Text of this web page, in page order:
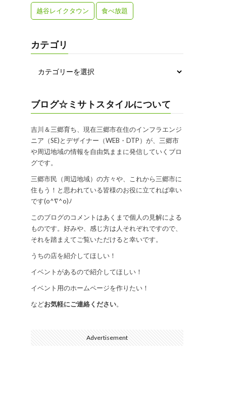
越谷レイクタウン 食べ放題
カテゴリ
ブログ☆ミサトスタイルについて
吉川＆三郷育ち、現在三郷市在住のインフラエンジ
ニア（SE)とデザイナー（WEB・DTP）が、三郷市
や周辺地域の情報を自由気ままに発信していくブロ
グです。
三郷市民（周辺地域）の方々や、これから三郷市に
住もう！と思われている皆様のお役に立てれば幸い
です(o^∇^o)ﾉ
このブログのコメントはあくまで個人の見解による
ものです。好みや、感じ方は人それぞれですので、
それを踏まえてご覧いただけると幸いです。
うちの店を紹介してほしい！
イベントがあるので紹介してほしい！
イベント用のホームページを作りたい！
などお気軽にご連絡ください。
Advertisement